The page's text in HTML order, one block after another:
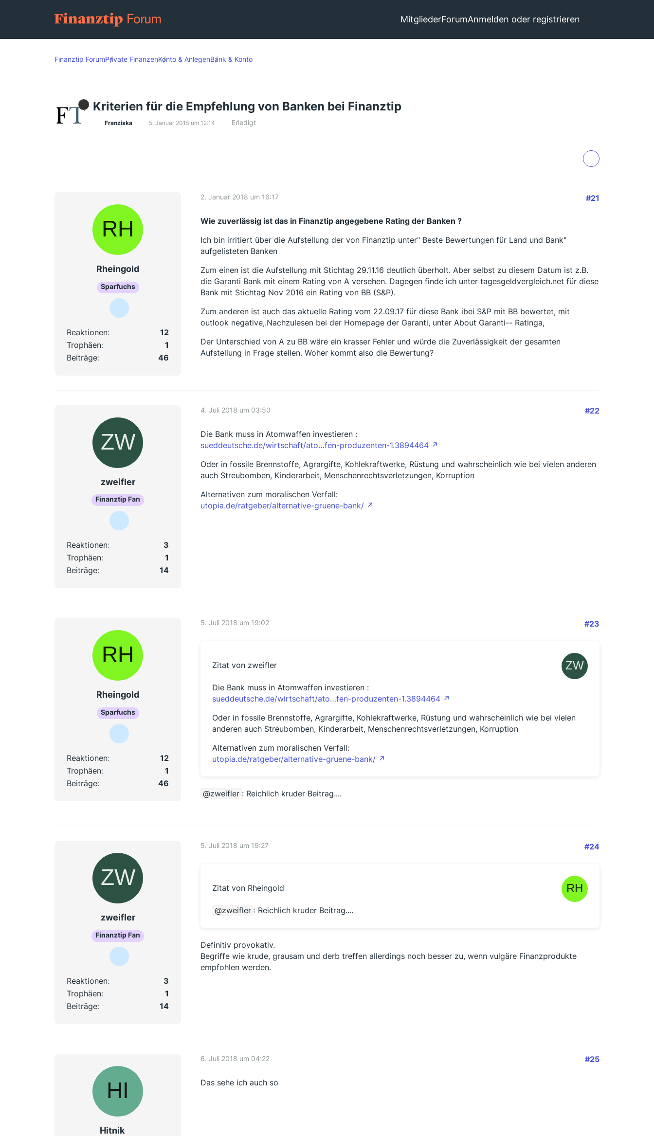
MitgliederForumAnmelden oder registrieren
Finanztip ForumPrivate FinanzenKonto & AnlegenBank & Konto
Kriterien für die Empfehlung von Banken bei Finanztip
Franziska 5. Januar 2015 um 12:14 Erledigt
Rheingold
Sparfuchs
Reaktionen
12
Trophäen
1
Beiträge
46
2. Januar 2018 um 16:17 #21
Wie zuverlässig ist das in Finanztip angegebene Rating der Banken ?
Ich bin irritiert über die Aufstellung der von Finanztip unter" Beste Bewertungen für Land und Bank"
aufgelisteten Banken
Zum einen ist die Aufstellung mit Stichtag 29.11.16 deutlich überholt. Aber selbst zu diesem Datum ist z.B.
die Garanti Bank mit einem Rating von A versehen. Dagegen finde ich unter tagesgeldvergleich.net für diese
Bank mit Stichtag Nov 2016 ein Rating von BB (S&P).
Zum anderen ist auch das aktuelle Rating vom 22.09.17 für diese Bank ibei S&P mit BB bewertet, mit
outlook negative,.Nachzulesen bei der Homepage der Garanti, unter About Garanti-- Ratinga,
Der Unterschied von A zu BB wäre ein krasser Fehler und würde die Zuverlässigkeit der gesamten
Aufstellung in Frage stellen. Woher kommt also die Bewertung?
zweifler
Finanztip Fan
Reaktionen
3
Trophäen
1
Beiträge
14
4. Juli 2018 um 03:50 #22
Die Bank muss in Atomwaffen investieren :
sueddeutsche.de/wirtschaft/ato…fen-produzenten-1.3894464
Oder in fossile Brennstoffe, Agrargifte, Kohlekraftwerke, Rüstung und wahrscheinlich wie bei vielen anderen
auch Streubomben, Kinderarbeit, Menschenrechtsverletzungen, Korruption
Alternativen zum moralischen Verfall:
utopia.de/ratgeber/alternative-gruene-bank/
Rheingold
Sparfuchs
Reaktionen
12
Trophäen
1
Beiträge
46
5. Juli 2018 um 19:02 #23
Zitat von zweifler
Die Bank muss in Atomwaffen investieren :
sueddeutsche.de/wirtschaft/ato…fen-produzenten-1.3894464
Oder in fossile Brennstoffe, Agrargifte, Kohlekraftwerke, Rüstung und wahrscheinlich wie bei vielen
anderen auch Streubomben, Kinderarbeit, Menschenrechtsverletzungen, Korruption
Alternativen zum moralischen Verfall:
utopia.de/ratgeber/alternative-gruene-bank/
zweifler : Reichlich kruder Beitrag....
zweifler
Finanztip Fan
Reaktionen
3
Trophäen
1
Beiträge
14
5. Juli 2018 um 19:27 #24
Zitat von Rheingold
zweifler : Reichlich kruder Beitrag....
Definitiv provokativ.
Begriffe wie krude, grausam und derb treffen allerdings noch besser zu, wenn vulgäre Finanzprodukte
empfohlen werden.
Hitnik
6. Juli 2018 um 04:22 #25
Das sehe ich auch so